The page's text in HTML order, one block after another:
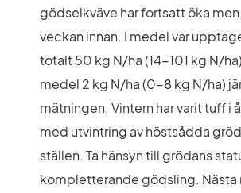
gödselkväve har fortsatt öka men
veckan innan. I medel var
totalt 50 kg N/ha (14-101 kg N/
medel 2 kg N/ha (0-8 kg N/ha)
mätningen. Vintern har varit tuff i
med utvintring av höstsådda
ställen. Ta hänsyn till grödans
kompletterande gödsling. Nästa